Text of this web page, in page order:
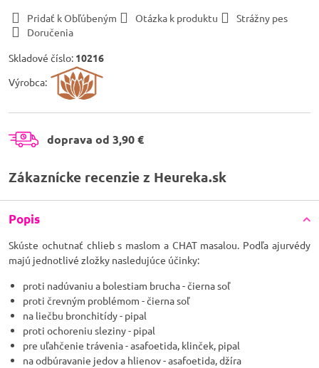
Pridať k Obľúbeným Otázka k produktu
Strážny pes
Doručenia
Skladové číslo: 10216
Výrobca:
doprava od 3,90 €
Zákaznícke recenzie z Heureka.sk
Popis
Skúste ochutnať chlieb s maslom a CHAT masalou. Podľa ajurvédy
majú jednotlivé zložky nasledujúce účinky:
proti nadúvaniu a bolestiam brucha - čierna soľ
proti črevným problémom - čierna soľ
na liečbu bronchitídy - pipal
proti ochoreniu sleziny - pipal
pre uľahčenie trávenia - asafoetida, klinček, pipal
na odbúravanie jedov a hlienov - asafoetida, džíra